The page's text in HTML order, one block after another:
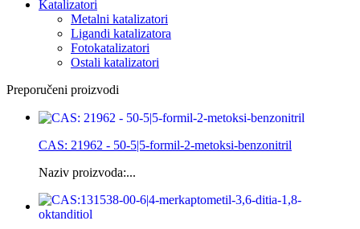
Katalizatori
Metalni katalizatori
Ligandi katalizatora
Fotokatalizatori
Ostali katalizatori
Preporučeni proizvodi
CAS: 21962 - 50-5|5-formil-2-metoksi-benzonitril
Naziv proizvoda:...